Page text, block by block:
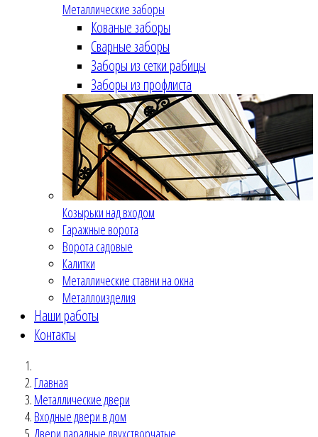
Металлические заборы
Кованые заборы
Сварные заборы
Заборы из сетки рабицы
Заборы из профлиста
Козырьки над входом
Гаражные ворота
Ворота садовые
Калитки
Металлические ставни на окна
Металлоизделия
Наши работы
Контакты
Главная
Металлические двери
Входные двери в дом
Двери парадные двухстворчатые